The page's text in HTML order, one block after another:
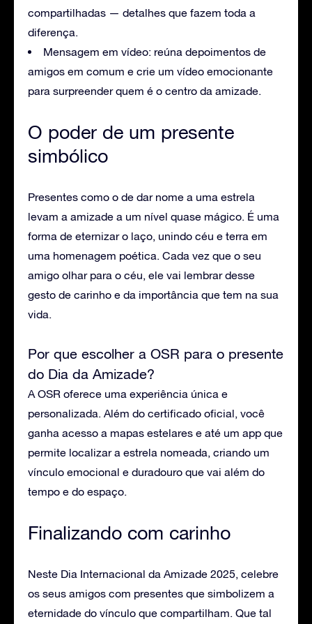
compartilhadas — detalhes que fazem toda a
diferença.
Mensagem em vídeo: reúna depoimentos de
amigos em comum e crie um vídeo emocionante
para surpreender quem é o centro da amizade.
O poder de um presente
simbólico
Presentes como o de dar nome a uma estrela
levam a amizade a um nível quase mágico. É uma
forma de eternizar o laço, unindo céu e terra em
uma homenagem poética. Cada vez que o seu
amigo olhar para o céu, ele vai lembrar desse
gesto de carinho e da importância que tem na sua
vida.
Por que escolher a OSR para o presente
do Dia da Amizade?
A OSR oferece uma experiência única e
personalizada. Além do certificado oficial, você
ganha acesso a mapas estelares e até um app que
permite localizar a estrela nomeada, criando um
vínculo emocional e duradouro que vai além do
tempo e do espaço.
Finalizando com carinho
Neste Dia Internacional da Amizade 2025, celebre
os seus amigos com presentes que simbolizem a
eternidade do vínculo que compartilham. Que tal